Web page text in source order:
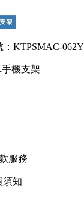
：KTPSMAC-062Y
機支架
服務
須知